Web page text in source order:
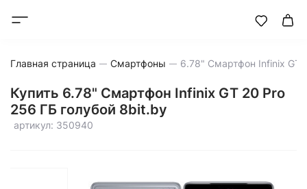
Главная страница Смартфоны
Купить 6.78" Смартфон Infinix GT 20 Pro
256 ГБ голубой 8bit.by
артикул: 350940